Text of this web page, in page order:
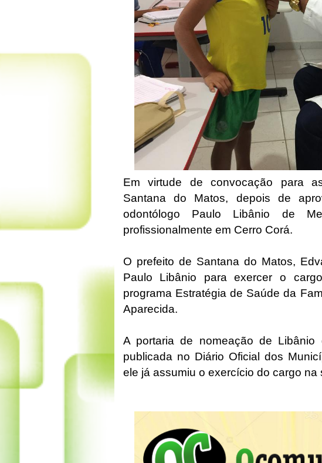
Em virtude de convocação para
Santana do Matos, depois de
odontólogo Paulo Libânio de
profissionalmente em Cerro Corá.
O prefeito de Santana do Matos,
Paulo Libânio para exercer o
programa Estratégia de Saúde da
Aparecida.
A portaria de nomeação de
publicada no Diário Oficial dos
ele já assumiu o exercício do cargo na